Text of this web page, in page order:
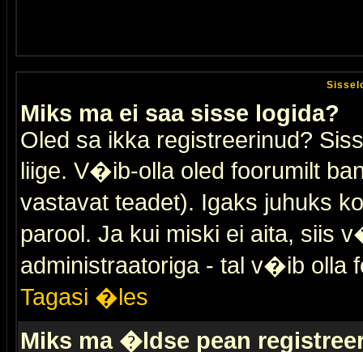
Miks ma ei saa sisse logida?
Oled sa ikka registreerinud?
liige. V�ib-olla oled foorumilt
vastavat teadet). Igaks juhuks
parool. Ja kui miski ei aita, siis
administraatoriga - tal v�ib olla
Tagasi �les
Miks ma �ldse pean